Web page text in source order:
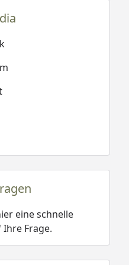
eine schnelle
Frage.